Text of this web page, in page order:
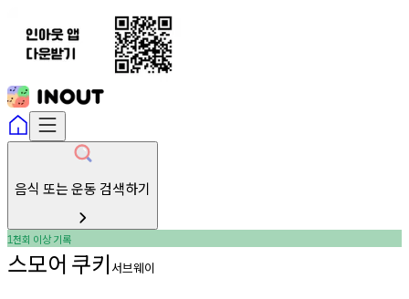
음식 또는 운동 검색하기
1천회 이상기록
스모어 쿠키 서브웨이